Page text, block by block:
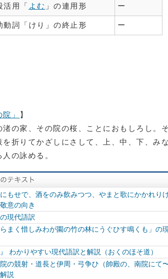
活用「 よむ 」の連用形 ー
動詞「けり」の終止形 ー
」
】
の家、その院の桜、ことにおもしろし。
を折りてかざしにさして、上、中、下、み
の詠める。
にもせで、酒をのみ飲みつつ、やまと歌にかかれり
意の向き
現代語訳
まく惜しみわが園の竹の林にうぐひす鳴くも」の
わかりやすい現代語訳と解説（おくのほそ道）
の競射・道長と伊周・弓争ひ（帥殿の、南院にて
説